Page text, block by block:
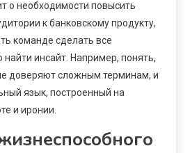
о необходимости повысить
к банковскому продукту,
команде сделать все
инсайт. Например, понять,
доверяют сложным терминам, и
язык, построенный на
и иронии.